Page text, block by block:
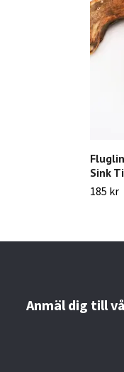
Sink
185 kr
Anmäl dig till